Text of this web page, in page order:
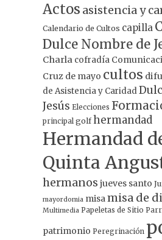
Actos asistencia y
Calendario de Cultos capilla
Dulce Nombre de
Charla cofradía
Cruz de mayo cultos
de Asistencia y Caridad
Jesús Elecciones
principal golf hermandad
Hermandad
Quinta
hermanos jueves santo
mayordomia misamisa de
Multimedia Papeletas de Sitio
patrimonio Peregrinación